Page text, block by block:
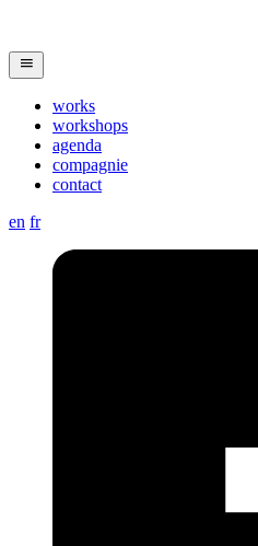
works
workshops
agenda
compagnie
contact
en fr